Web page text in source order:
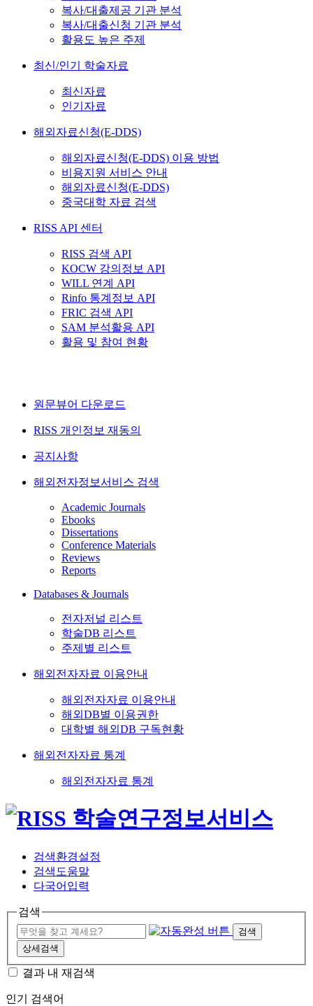
복사/대출제공 기관 분석
복사/대출신청 기관 분석
활용도 높은 주제
최신/인기 학술자료
최신자료
인기자료
해외자료신청(E-DDS)
해외자료신청(E-DDS) 이용 방법
비용지원 서비스 안내
해외자료신청(E-DDS)
중국대학 자료 검색
RISS API 센터
RISS 검색 API
KOCW 강의정보 API
WILL 연계 API
Rinfo 통계정보 API
FRIC 검색 API
SAM 분석활용 API
활용 및 참여 현황
원문뷰어 다운로드
RISS 개인정보 재동의
공지사항
해외전자정보서비스 검색
Academic Journals
Ebooks
Dissertations
Conference Materials
Reviews
Reports
Databases & Journals
전자저널 리스트
학술DB 리스트
주제별 리스트
해외전자자료 이용안내
해외전자자료 이용안내
해외DB별 이용권한
대학별 해외DB 구독현황
해외전자자료 통계
해외전자자료 통계
검색환경설정
검색도움말
다국어입력
검색
검색
상세검색
결과 내 재검색
인기 검색어